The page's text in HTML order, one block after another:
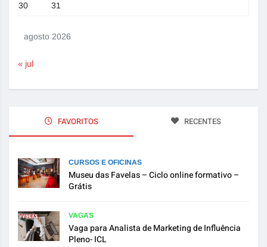
agosto 2026
30 31
« jul
FAVORITOS RECENTES
CURSOS E OFICINAS
Museu das Favelas – Ciclo online formativo –
Grátis
VAGAS
Vaga para Analista de Marketing de Influência
Pleno- ICL